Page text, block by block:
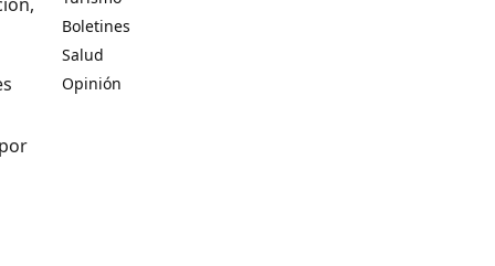
Boletines
Salud
Opinión